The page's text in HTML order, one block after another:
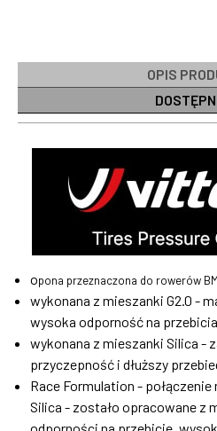
OPIS
opona przeznaczona do rowerów
wykonana z mieszanki G2.0 -
wysoka odporność na przebicia
wykonana z mieszanki Silica -
przyczepność i dłuższy
Race Formulation -
Silica - zostało opracowane z
odporności na przebicie,